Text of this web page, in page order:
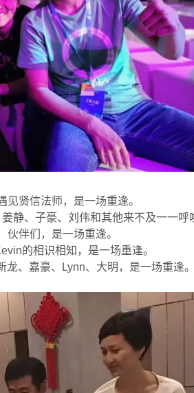
见贤信法师，是一场重逢。
静、子豪、刘伟和其他来不及一一
伙伴们，是一场重逢。
的相识相知，是一场重逢。
龙、嘉豪、Lynn、大明，是一场重逢。